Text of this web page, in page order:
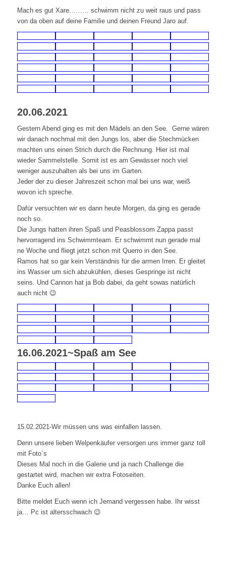
Mach es gut Xare……… schwimm nicht zu weit raus und pass
von da oben auf deine Familie und deinen Freund Jaro auf.
20.06.2021
Gestern Abend ging es mit den Mädels an den See. Gerne wären
wir danach nochmal mit den Jungs los, aber die Stechmücken
machten uns einen Strich durch die Rechnung. Hier ist mal
wieder Sammelstelle. Somit ist es am Gewässer noch viel
weniger auszuhalten als bei uns im Garten.
Jeder der zu dieser Jahreszeit schon mal bei uns war, weiß
wovon ich spreche.
Dafür versuchten wir es dann heute Morgen, da ging es gerade
noch so.
Die Jungs hatten ihren Spaß und Peasblossom Zappa passt
hervorragend ins Schwimmteam. Er schwimmt nun gerade mal
ne Woche und fliegt jetzt schon mit Querro in den See.
Ramos hat so gar kein Verständnis für die armen Irren. Er gleitet
ins Wasser um sich abzukühlen, dieses Gespringe ist nicht
seins. Und Cannon hat ja Bob dabei, da geht sowas natürlich
auch nicht 😉
16.06.2021~Spaß am See
15.02.2021-Wir müssen uns was einfallen lassen.
Denn unsere lieben Welpenkäufer versorgen uns immer ganz toll
mit Foto´s
Dieses Mal noch in die Galerie und ja nach Challenge die
gestartet wird, machen wir extra Fotoseiten.
Danke Euch allen!
Bitte meldet Euch wenn ich Jemand vergessen habe. Ihr wisst
ja… Pc ist altersschwach 😉